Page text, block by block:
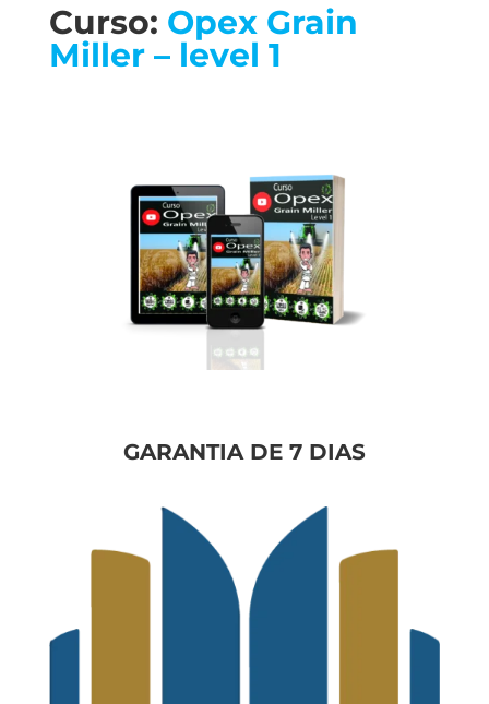
Curso: Opex Grain
Miller – level 1
GARANTIA DE 7 DIAS